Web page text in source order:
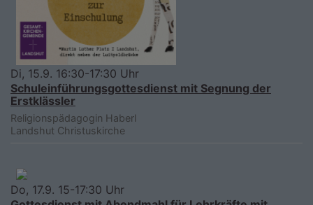
Di, 15.9. 16:30-17:30 Uhr
Schuleinführungsgottesdienst mit Segnung der
Erstklässler
Religionspädagogin Haberl
Landshut Christuskirche
Do, 17.9. 15-17:30 Uhr